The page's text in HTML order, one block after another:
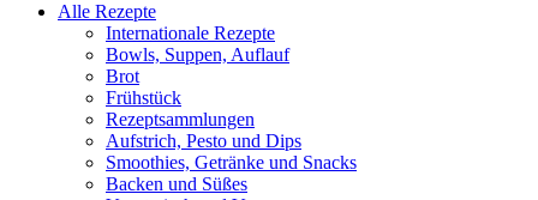
Alle Rezepte
Internationale Rezepte
Bowls, Suppen, Auflauf
Brot
Frühstück
Rezeptsammlungen
Aufstrich, Pesto und Dips
Smoothies, Getränke und Snacks
Backen und Süßes